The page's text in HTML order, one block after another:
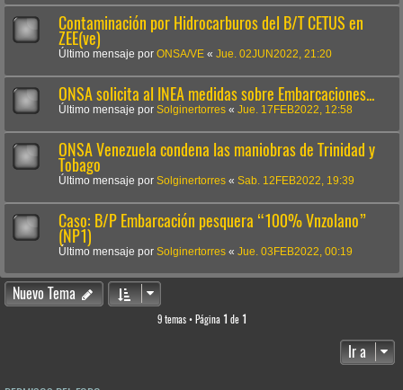
Contaminación por Hidrocarburos del B/T CETUS en
ZEE(ve)
Último mensaje por ONSA/VE « Jue. 02JUN2022, 21:20
ONSA solicita al INEA medidas sobre Embarcaciones...
Último mensaje por Solginertorres « Jue. 17FEB2022, 12:58
ONSA Venezuela condena las maniobras de Trinidad y
Tobago
Último mensaje por Solginertorres « Sab. 12FEB2022, 19:39
Caso: B/P Embarcación pesquera “100% Vnzolano”
(NP1)
Último mensaje por Solginertorres « Jue. 03FEB2022, 00:19
Nuevo Tema
9 temas • Página 1 de 1
Ir a